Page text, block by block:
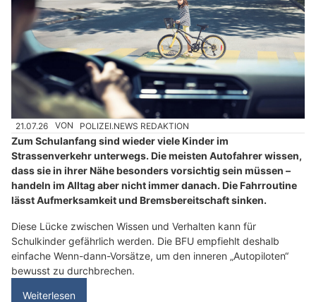
21.07.26 VON POLIZEI.NEWS REDAKTION
Zum Schulanfang sind wieder viele Kinder im
Strassenverkehr unterwegs. Die meisten Autofahrer wissen,
dass sie in ihrer Nähe besonders vorsichtig sein müssen –
handeln im Alltag aber nicht immer danach. Die Fahrroutine
lässt Aufmerksamkeit und Bremsbereitschaft sinken.
Diese Lücke zwischen Wissen und Verhalten kann für
Schulkinder gefährlich werden. Die BFU empfiehlt deshalb
einfache Wenn-dann-Vorsätze, um den inneren „Autopiloten“
bewusst zu durchbrechen.
Weiterlesen